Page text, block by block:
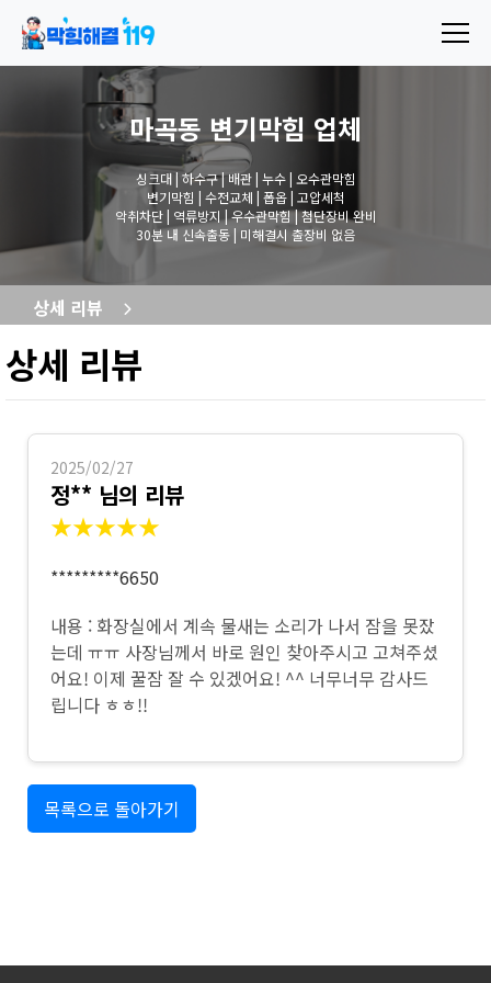
마곡동 변기막힘 업체
싱크대 | 하수구 | 배관 | 누수 | 오수관막힘
변기막힘 | 수전교체 | 폽옵 | 고압세척
악취차단 | 역류방지 | 우수관막힘 | 첨단장비 완비
30분 내 신속출동 | 미해결시 출장비 없음
상세 리뷰
상세 리뷰
2025/02/27
정** 님의 리뷰
★★★★★
*********6650
내용 : 화장실에서 계속 물새는 소리가 나서 잠을 못잤
는데 ㅠㅠ 사장님께서 바로 원인 찾아주시고 고쳐주셨
어요! 이제 꿀잠 잘 수 있겠어요! ^^ 너무너무 감사드
립니다 ㅎㅎ!!
목록으로 돌아가기